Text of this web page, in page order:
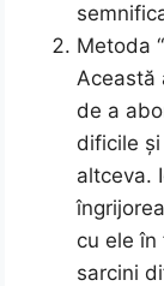
Metoda
Această
de a
dificile
altceva.
cu ele în
sarcini